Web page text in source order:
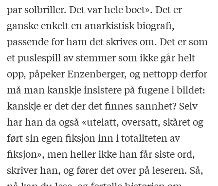
par solbriller. Det var hele boet». Det er
ganske enkelt en anarkistisk biografi,
passende for ham det skri­ves om. Det er som
et puslespill av stemmer som ikke går helt
opp, påpeker Enzenberger, og nettopp derfor
må man kanskje insistere på fugene i bildet:
kanskje er det der det finnes sannhet? Selv
har han da også «utelatt, oversatt, skåret og
ført sin egen fiksjon inn i totaliteten av
fiksjon», men heller ikke han får siste ord,
skriver han, og fører det over på leseren. Så,